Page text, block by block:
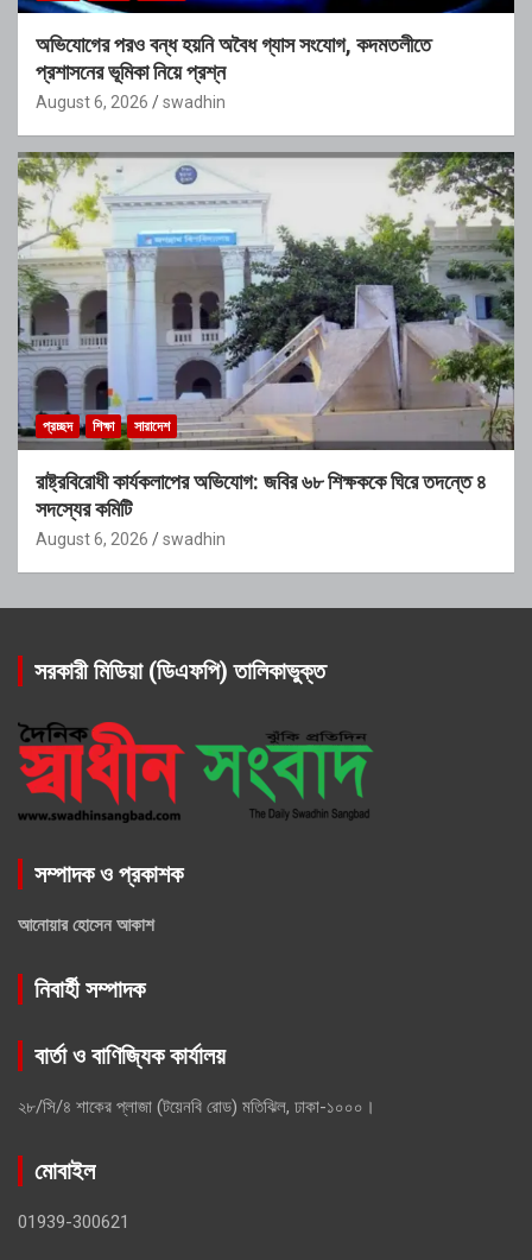
অভিযোগের পরও বন্ধ হয়নি অবৈধ গ্যাস সংযোগ, কদমতলীতে
প্রশাসনের ভূমিকা নিয়ে প্রশ্ন
August 6, 2026 swadhin
প্রচ্ছদ শিক্ষা সারাদেশ
রাষ্ট্রবিরোধী কার্যকলাপের অভিযোগ: জবির ৬৮ শিক্ষককে ঘিরে তদন্তে ৪
সদস্যের কমিটি
August 6, 2026 swadhin
সরকারী মিডিয়া (ডিএফপি) তালিকাভুক্ত
সম্পাদক ও প্রকাশক
আনোয়ার হোসেন আকাশ
নিবার্হী সম্পাদক
বার্তা ও বাণিজ্যিক কার্যালয়
২৮/সি/৪ শাকের প্লাজা (টয়েনবি রোড) মতিঝিল, ঢাকা-১০০০।
মোবাইল
01939-300621